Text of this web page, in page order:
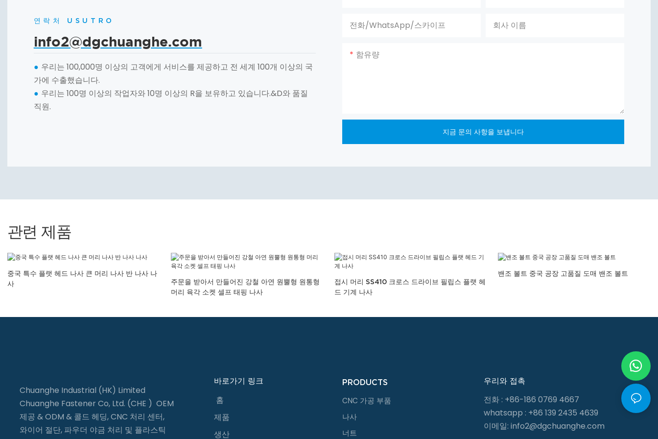
연락처 USUTRO
info2@dgchuanghe.com
● 우리는 100,000명 이상의 고객에게 서비스를 제공하고 전 세계 100개 이상의 국
가에 수출했습니다.
● 우리는 100명 이상의 작업자와 10명 이상의 R을 보유하고 있습니다.&D와 품질
직원.
전화/WhatsApp/스카이프 회사 이름
함유량
지금 문의 사항을 보냅니다
관련 제품
중국 특수 플랫 헤드 나사 큰 머리 나사 반 나사 나
사
주문을 받아서 만들어진 강철 아연 원뿔형 원통형
머리 육각 소켓 셀프 태핑 나사
접시 머리 SS410 크로스 드라이브 필립스 플랫 헤
드 기계 나사
밴조 볼트 중국 공장 고품질 도매 밴조 볼트
Chuanghe Industrial (HK) Limited
Chuanghe Fastener Co, Ltd. (CHE ) OEM
제공 & ODM & 콜드 헤딩, CNC 처리 센터,
와이어 절단, 파우더 야금 처리 및 플라스틱
바로가기 링크
홈
제품
생산
PRODUCTS
CNC 가공 부품
나사
너트
우리와 접촉
전화 : +86-186 0769 4667
whatsapp : +86 139 2435 4639
이메일: info2@dgchuanghe.com